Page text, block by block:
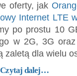
oferty, jak
Internet LTE
po prostu 10
w 2G, 3G
zaletą dla wielu
Czytaj dalej…